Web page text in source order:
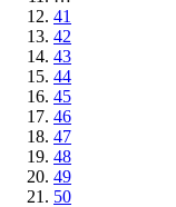
41
42
43
44
45
46
47
48
49
50